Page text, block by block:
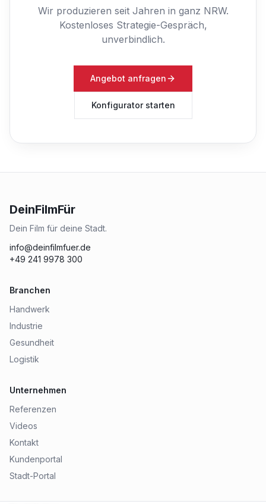
Wir produzieren seit Jahren in ganz NRW.
Kostenloses Strategie-Gespräch,
unverbindlich.
Angebot anfragen
Konfigurator starten
DeinFilmFür
Dein Film für deine Stadt.
info@deinfilmfuer.de
+49 241 9978 300
Branchen
Handwerk
Industrie
Gesundheit
Logistik
Unternehmen
Referenzen
Videos
Kontakt
Kundenportal
Stadt-Portal